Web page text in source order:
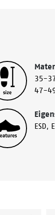
35-
47-
ESD,